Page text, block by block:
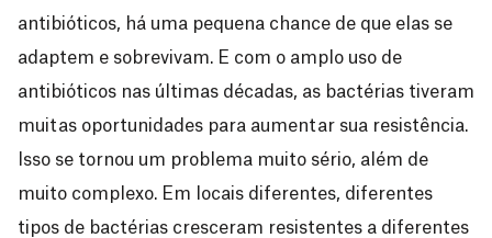
antibióticos, há uma pequena chance de que elas se
adaptem e sobrevivam. E com o amplo uso de
antibióticos nas últimas décadas, as bactérias tiveram
muitas oportunidades para aumentar sua resistência.
Isso se tornou um problema muito sério, além de
muito complexo. Em locais diferentes, diferentes
tipos de bactérias cresceram resistentes a diferentes